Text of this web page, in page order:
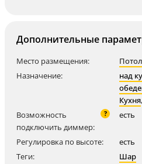
Дополнительные
Место размещения:
Назначение:
над
Кухня,
Возможность
подключить диммер:
? есть
Регулировка по высоте:
есть
Теги:
Шар